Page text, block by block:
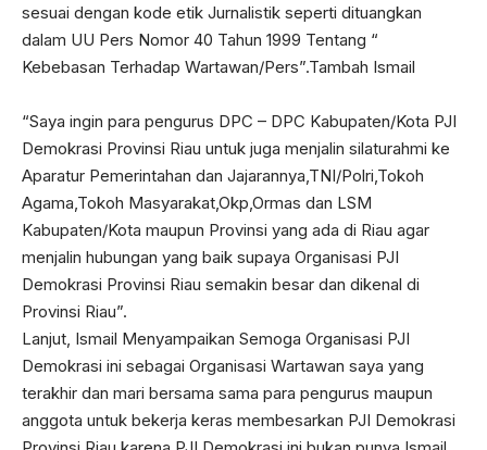
sesuai dengan kode etik Jurnalistik seperti dituangkan
dalam UU Pers Nomor 40 Tahun 1999 Tentang “
Kebebasan Terhadap Wartawan/Pers”.Tambah Ismail
“Saya ingin para pengurus DPC – DPC Kabupaten/Kota PJI
Demokrasi Provinsi Riau untuk juga menjalin silaturahmi ke
Aparatur Pemerintahan dan Jajarannya,TNI/Polri,Tokoh
Agama,Tokoh Masyarakat,Okp,Ormas dan LSM
Kabupaten/Kota maupun Provinsi yang ada di Riau agar
menjalin hubungan yang baik supaya Organisasi PJI
Demokrasi Provinsi Riau semakin besar dan dikenal di
Provinsi Riau”.
Lanjut, Ismail Menyampaikan Semoga Organisasi PJI
Demokrasi ini sebagai Organisasi Wartawan saya yang
terakhir dan mari bersama sama para pengurus maupun
anggota untuk bekerja keras membesarkan PJI Demokrasi